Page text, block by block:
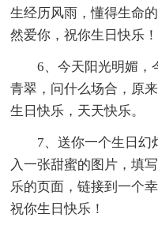
生经历风雨，懂得生命
然爱你，祝你生日快乐！
6、今天阳光明媚，
青翠，问什么场合，原
生日快乐，天天快乐。
7、送你一个生日幻
入一张甜蜜的图片，填
乐的页面，链接到一个
祝你生日快乐！